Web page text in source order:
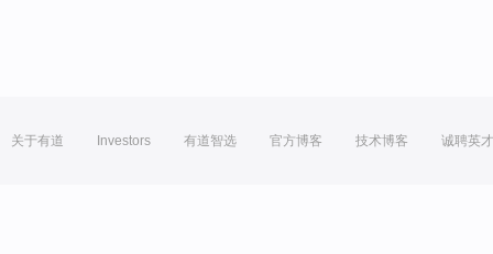
关于有道 Investors 有道智选 官方博客 技术博客 诚聘英才